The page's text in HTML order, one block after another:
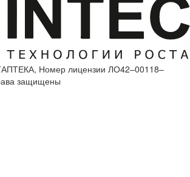
Номер лицензии ЛО42–00118–
защищены